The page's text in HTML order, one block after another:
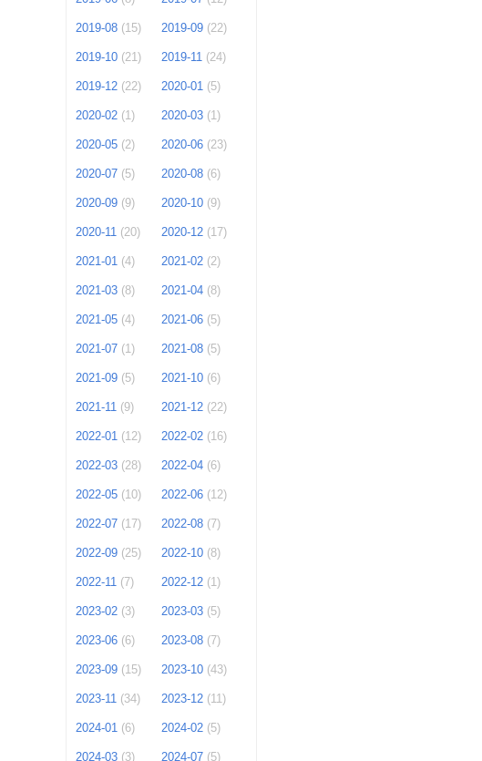
2019-08 (15) 2019-09 (22)
2019-10 (21) 2019-11 (24)
2019-12 (22) 2020-01 (5)
2020-02 (1) 2020-03 (1)
2020-05 (2) 2020-06 (23)
2020-07 (5) 2020-08 (6)
2020-09 (9) 2020-10 (9)
2020-11 (20) 2020-12 (17)
2021-01 (4) 2021-02 (2)
2021-03 (8) 2021-04 (8)
2021-05 (4) 2021-06 (5)
2021-07 (1) 2021-08 (5)
2021-09 (5) 2021-10 (6)
2021-11 (9) 2021-12 (22)
2022-01 (12) 2022-02 (16)
2022-03 (28) 2022-04 (6)
2022-05 (10) 2022-06 (12)
2022-07 (17) 2022-08 (7)
2022-09 (25) 2022-10 (8)
2022-11 (7) 2022-12 (1)
2023-02 (3) 2023-03 (5)
2023-06 (6) 2023-08 (7)
2023-09 (15) 2023-10 (43)
2023-11 (34) 2023-12 (11)
2024-01 (6) 2024-02 (5)
2024-03 (3) 2024-07 (5)